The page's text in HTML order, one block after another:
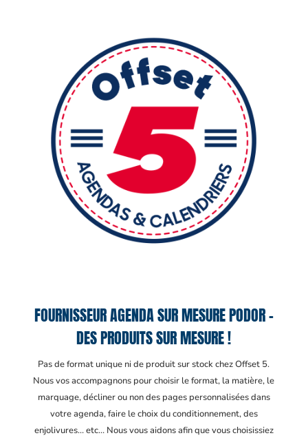
FOURNISSEUR AGENDA SUR MESURE PODOR –
DES PRODUITS SUR MESURE !
Pas de format unique ni de produit sur stock chez Offset 5.
Nous vos accompagnons pour choisir le format, la matière, le
marquage, décliner ou non des pages personnalisées dans
votre agenda, faire le choix du conditionnement, des
enjolivures… etc… Nous vous aidons afin que vous choisissiez